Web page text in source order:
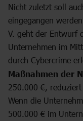
Nicht zuletzt soll
eingegangen
V. geht der Entwurf
Unternehmen im
durch Cybercrime
Maßnahmen der
250.000 €,
Wenn die
500.000 € im